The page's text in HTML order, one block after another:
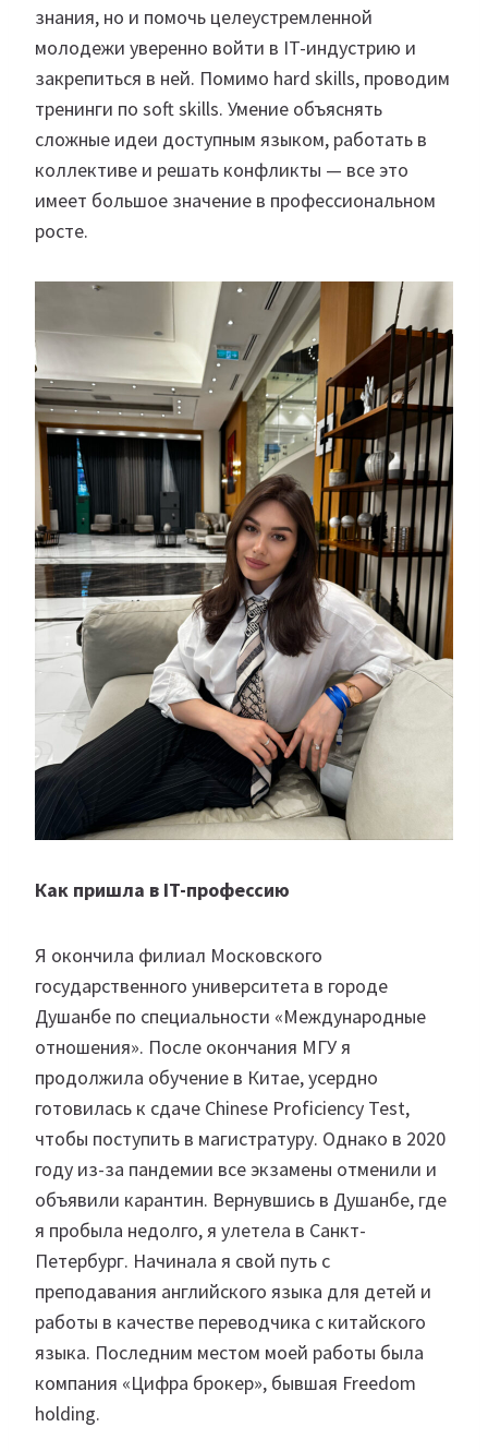
знания, но и помочь целеустремленной
молодежи уверенно войти в IT-индустрию и
закрепиться в ней. Помимо hard skills, проводим
тренинги по soft skills. Умение объяснять
сложные идеи доступным языком, работать в
коллективе и решать конфликты — все это
имеет большое значение в профессиональном
росте.
Как пришла в IT-профессию
Я окончила филиал Московского
государственного университета в городе
Душанбе по специальности «Международные
отношения». После окончания МГУ я
продолжила обучение в Китае, усердно
готовилась к сдаче Chinese Proficiency Test,
чтобы поступить в магистратуру. Однако в 2020
году из-за пандемии все экзамены отменили и
объявили карантин. Вернувшись в Душанбе, где
я пробыла недолго, я улетела в Санкт-
Петербург. Начинала я свой путь с
преподавания английского языка для детей и
работы в качестве переводчика с китайского
языка. Последним местом моей работы была
компания «Цифра брокер», бывшая Freedom
holding.